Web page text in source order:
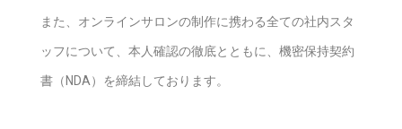
また、オンラインサロンの制作に携わる全ての社内スタ
ッフについて、本人確認の徹底とともに、機密保持契約
書（NDA）を締結しております。